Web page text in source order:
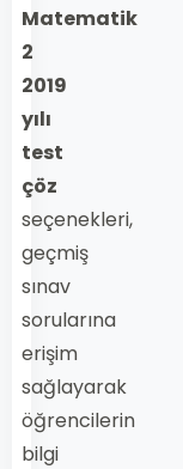
Matematik
2
2019
yılı
test
çöz
seçenekleri,
geçmiş
sınav
sorularına
erişim
sağlayarak
öğrencilerin
bilgi